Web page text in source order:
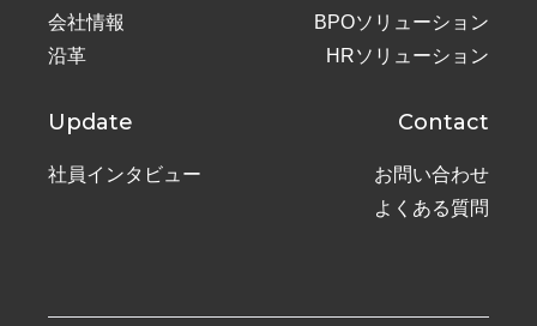
会社情報
沿革
BPOソリューション
HRソリューション
Update
社員インタビュー
Contact
お問い合わせ
よくある質問